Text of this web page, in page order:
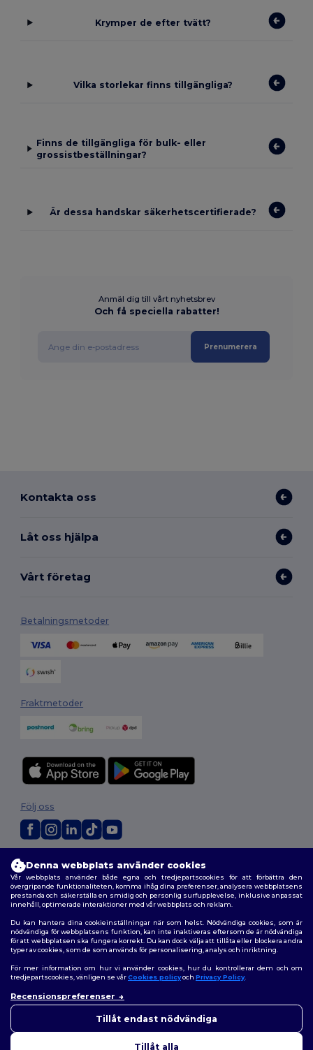
Krymper de efter tvätt?
Vilka storlekar finns tillgängliga?
Finns de tillgängliga för bulk- eller
grossistbeställningar?
Är dessa handskar säkerhetscertifierade?
Anmäl dig till vårt nyhetsbrev
Och få speciella rabatter!
Prenumerera
Kontakta oss
Låt oss hjälpa
Vårt företag
Betalningsmetoder
Fraktmetoder
2026. Alla rättigheter förbehållna
Allmänna Villkor| Anpassad policy | Integritetspolicy
Policy för cookies
|Karta över webbplatsen
Följ oss
Denna webbplats använder cookies
Vår webbplats använder både egna och tredjepartscookies för att förbättra den
övergripande funktionaliteten, komma ihåg dina preferenser, analysera webbplatsens
prestanda och säkerställa en smidig och personlig surfupplevelse, inklusive anpassat
innehåll, optimerade interaktioner med vår webbplats och reklam.
Du kan hantera dina cookieinställningar när som helst. Nödvändiga cookies, som är
nödvändiga för webbplatsens funktion, kan inte inaktiveras eftersom de är nödvändiga
för att webbplatsen ska fungera korrekt. Du kan dock välja att tillåta eller blockera andra
typer av cookies, som de som används för personalisering, analys och inriktning.
För mer information om hur vi använder cookies, hur du kontrollerar dem och om
tredjepartscookies, vänligen se vårCookies policyoch Privacy Policy.
Recensionspreferenser
Tillåt endast nödvändiga
Tillåt alla
funderingar kan du kontakta
finns här för som hjälp.